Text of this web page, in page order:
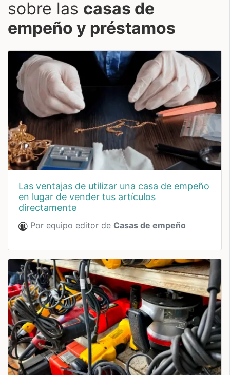
sobre las casas de
empeño y préstamos
las ventajas de utilizar una casa de empeño
en lugar de vender tus artículos
directamente
Por equipo editor de Casas de empeño